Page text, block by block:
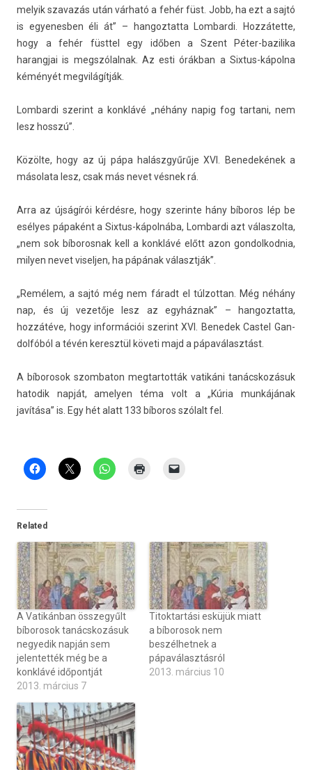
melyik szavazás után várható a fehér füst. Jobb, ha ezt a sajtó
is egyenesb­en éli át” – han­goz­tatta Lom­bardi. Hozzátette,
hogy a fehér füsttel egy időben a Szent Péter-bazilika
harangjai is megszólal­nak. Az esti órákban a Sixtus-kápolna
kéményét meg­világít­ják.
Lom­bardi szerint a konklávé „néhány napig fog tar­tani, nem
lesz hosszú”.
Közölte, hogy az új pápa halászgyűrűje XVI. Be­nedekének a
másolata lesz, csak más nevet vésnek rá.
Arra az újságírói kérdésre, hogy szerin­te hány bíboros lép be
esélyes pápaként a Sixtus-kápolnába, Lom­bardi azt válas­zolta,
„nem sok bíboros­nak kell a konklávé előtt azon gon­dolkod­nia,
mily­en nevet viselj­en, ha pápának választják”.
„Remélem, a sajtó még nem fáradt el túl­zottan. Még néhány
nap, és új vezetője lesz az egyháznak” – han­goz­tatta,
hozzátéve, hogy in­for­mációi szerint XVI. Be­nedek Cas­tel Gan­
dolfóból a tévén keresztül követi majd a pápaválasztást.
A bíborosok szom­baton meg­tartot­ták vatikáni tanácskozásuk
hatodik napját, amely­en téma volt a „Kúria munkájának
javítása” is. Egy hét alatt 133 bíboros szólalt fel.
Related
A Vatikánban összegyűlt
bíborosok tanácskozásuk
negyedik napján sem
jelentették még be a
konklávé időpontját
2013. március 7
Titoktartási esküjük miatt
a bíborosok nem
beszélhetnek a
pápaválasztásról
2013. március 10